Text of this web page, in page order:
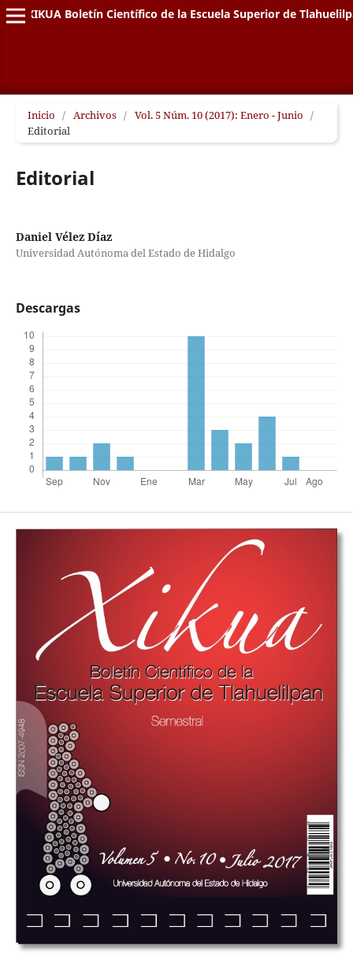
XIKUA Boletín Científico de la Escuela Superior de
Inicio / Archivos / Vol. 5 Núm. 10 (2017): Enero - Junio /
Editorial
Editorial
Daniel Vélez Díaz
Universidad Autónoma del Estado de Hidalgo
Descargas